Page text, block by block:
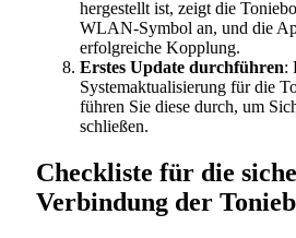
hergestellt ist, zeigt die
WLAN-Symbol an, und die
erfolgreiche Kopplung.
Erstes Update durchführen:
Systemaktualisierung für die
führen Sie diese durch, um
schließen.
Checkliste für die
Verbindung der